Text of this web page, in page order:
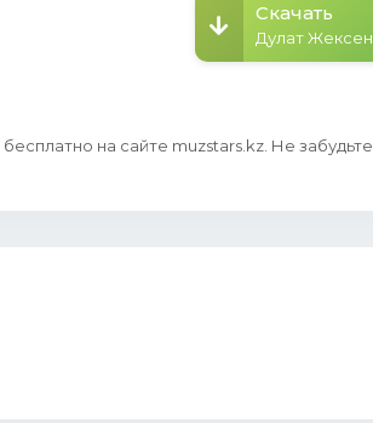
Скачать
бесплатно на сайте muzstars.kz. Не забудьте